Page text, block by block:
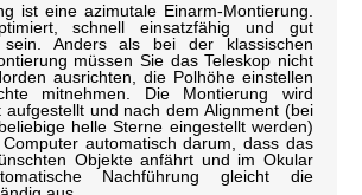
ist eine azimutale Einarm-Montierung.
schnell einsatzfähig und gut
Anders als bei der klassischen
müssen Sie das Teleskop nicht
ausrichten, die Polhöhe einstellen
mitnehmen. Die Montierung wird
aufgestellt und nach dem Alignment (bei
helle Sterne eingestellt werden)
automatisch darum, dass das
Objekte anfährt und im Okular
Nachführung gleicht die